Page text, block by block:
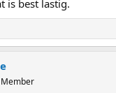
is best lastig.